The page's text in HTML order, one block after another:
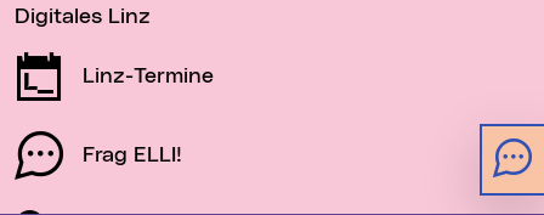
Digitales Linz
Linz-Termine
Frag ELLI!